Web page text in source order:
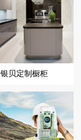
银贝定制橱柜